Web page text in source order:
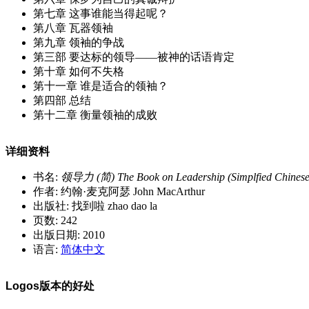
第七章 这事谁能当得起呢？
第八章 瓦器领袖
第九章 领袖的争战
第三部 要达标的领导——被神的话语肯定
第十章 如何不失格
第十一章 谁是适合的领袖？
第四部 总结
第十二章 衡量领袖的成败
详细资料
书名: 领导力 (简) The Book on Leadership (Simplfied
作者: 约翰·麦克阿瑟 John MacArthur
出版社: 找到啦 zhao dao la
页数: 242
出版日期: 2010
语言: 简体中文
Logos版本的好处